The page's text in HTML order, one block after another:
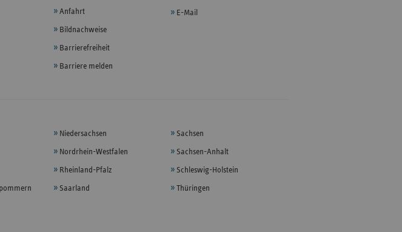
Anfahrt
Bildnachweise
Barrierefreiheit
Barriere melden
E-Mail
Niedersachsen
Nordrhein-Westfalen
Rheinland-Pfalz
Saarland
Sachsen
Sachsen-Anhalt
Schleswig-Holstein
Thüringen